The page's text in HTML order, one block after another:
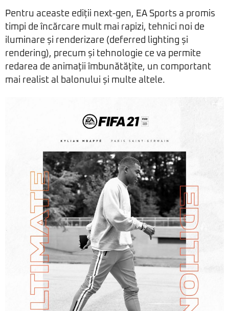
Pentru aceaste ediții next-gen, EA Sports a promis
timpi de încărcare mult mai rapizi, tehnici noi de
iluminare și renderizare (deferred lighting și
rendering), precum și tehnologie ce va permite
redarea de animații îmbunătățite, un comportant
mai realist al balonului și multe altele.